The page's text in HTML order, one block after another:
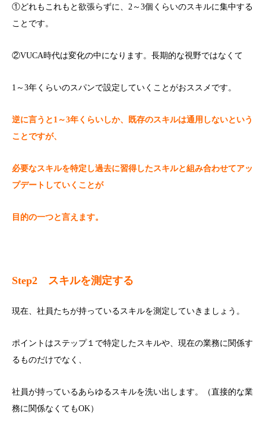
①どれもこれもと欲張らずに、2～3個くらいのスキルに集中する
ことです。
②VUCA時代は変化の中になります。長期的な視野ではなくて
1～3年くらいのスパンで設定していくことがおススメです。
逆に言うと1～3年くらいしか、既存のスキルは通用しないという
ことですが、
必要なスキルを特定し過去に習得したスキルと組み合わせてアッ
プデートしていくことが
目的の一つと言えます。
Step2 スキルを測定する
現在、社員たちが持っているスキルを測定していきましょう。
ポイントはステップ１で特定したスキルや、現在の業務に関係す
るものだけでなく、
社員が持っているあらゆるスキルを洗い出します。（直接的な業
務に関係なくてもOK）